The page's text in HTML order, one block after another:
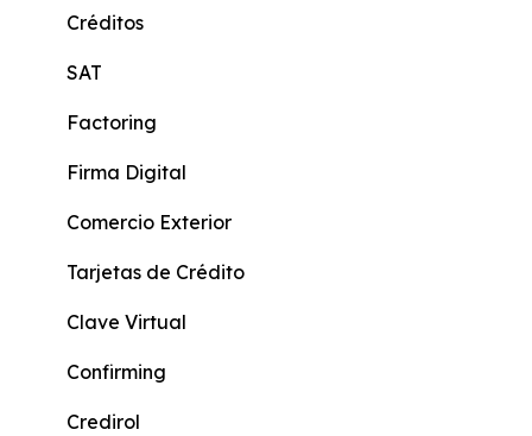
Cuenta Corriente
Cuenta Más
Beneficiario de Giros
Cuenta KIDS
Cuenta Joven
Score Crediticio
Actualización de Datos
Formularios Persona Natural
Formularios persona natural con actividad
Créditos
SAT
Factoring
Firma Digital
Comercio Exterior
Tarjetas de Crédito
Clave Virtual
Confirming
Credirol